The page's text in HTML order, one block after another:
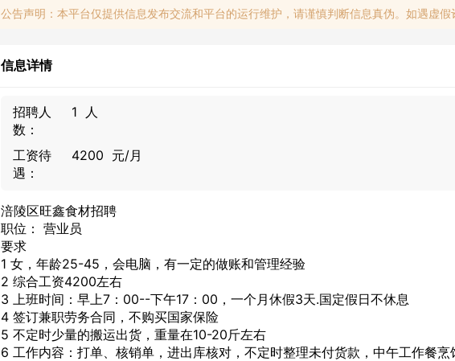
公告声明：本平台仅提供信息发布交流和平台的运行维护，请谨慎判断信息真伪。如遇虚假
信息详情
招聘人
数：
1 人
工资待
遇：
4200 元/月
涪陵区旺鑫食材招聘
职位： 营业员
要求
1 女，年龄25-45，会电脑，有一定的做账和管理经验
2 综合工资4200左右
3 上班时间：早上7：00--下午17：00，一个月休假3天.国定假日不休息
4 签订兼职劳务合同，不购买国家保险
5 不定时少量的搬运出货，重量在10-20斤左右
6 工作内容：打单、核销单，进出库核对，不定时整理未付货款，中午工作餐烹